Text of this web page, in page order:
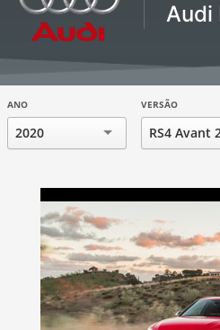
Audi
ANO
2020
VERSÃO
RS4 Avant